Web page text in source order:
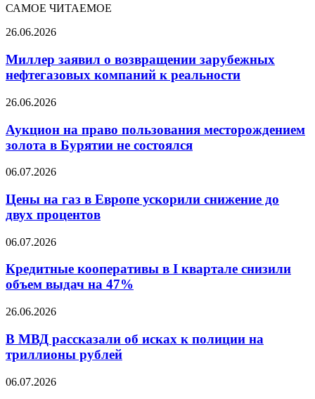
САМОЕ ЧИТАЕМОЕ
Миллер
о
возвращении
зарубежных
компаний
реальности
26.06.2026
Миллер заявил о возвращении зарубежных
нефтегазовых компаний к реальности
Аукцион
право
пользования
месторождением
в
не
состоялся
26.06.2026
Аукцион на право пользования месторождением
золота в Бурятии не состоялся
Цены
газ
в
Европе
снижение
двух
процентов
06.07.2026
Цены на газ в Европе ускорили снижение до
двух процентов
Кредитные
в
квартале
объем
на
47%
06.07.2026
Кредитные кооперативы в I квартале снизили
объем выдач на 47%
В
рассказали
об
исках
полиции
26.06.2026
В МВД рассказали об исках к полиции на
триллионы рублей
Юань
06.07.2026